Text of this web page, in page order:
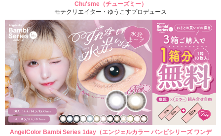
Chu'sme（チューズミー）
モテクリエイター・ゆうこすプロデュース
AngelColor Bambi Series 1day（エンジェルカラー バンビシリーズ ワンデ